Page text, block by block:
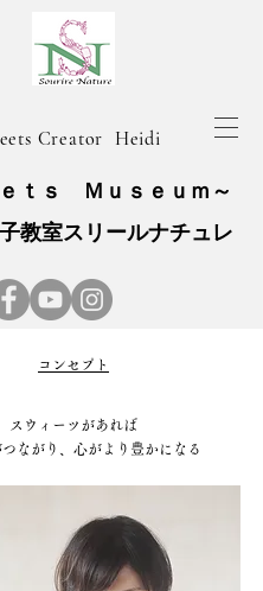
Creator Heidi
ｔｓ Ｍｕｓｅｕｍ～
教室スリールナチュレ
コンセプト
スウィーツがあれば
つながり、心がより豊かになる